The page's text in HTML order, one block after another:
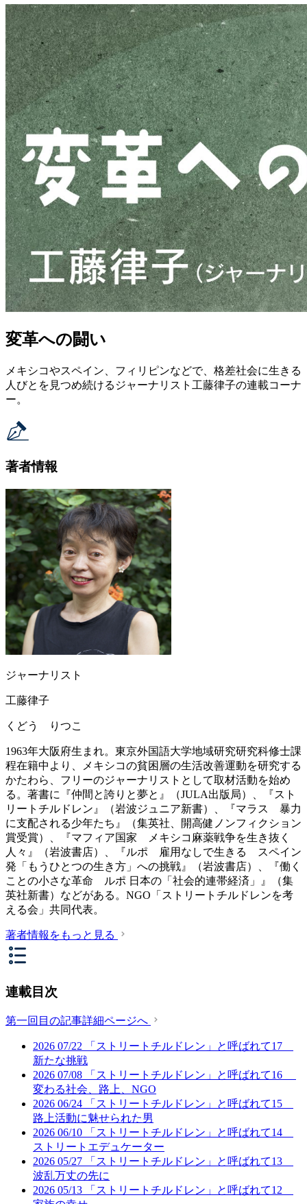
変革への闘い
メキシコやスペイン、フィリピンなどで、格差社会に生きる
人びとを見つめ続けるジャーナリスト工藤律子の連載コーナ
ー。
著者情報
ジャーナリスト
工藤律子
くどう りつこ
1963年大阪府生まれ。東京外国語大学地域研究研究科修士課
程在籍中より、メキシコの貧困層の生活改善運動を研究する
かたわら、フリーのジャーナリストとして取材活動を始め
る。著書に『仲間と誇りと夢と』（JULA出版局）、『スト
リートチルドレン』（岩波ジュニア新書）、『マラス 暴力
に支配される少年たち』（集英社、開高健ノンフィクション
賞受賞）、『マフィア国家 メキシコ麻薬戦争を生き抜く
人々』（岩波書店）、『ルポ 雇用なしで生きる スペイン
発「もうひとつの生き方」への挑戦』（岩波書店）、『働く
ことの小さな革命 ルポ 日本の「社会的連帯経済」』（集
英社新書）などがある。NGO「ストリートチルドレンを考
える会」共同代表。
著者情報をもっと見る
連載目次
第一回目の記事詳細ページへ
2026 07/22
「ストリートチルドレン」と呼ばれて17
新たな挑戦
2026 07/08
「ストリートチルドレン」と呼ばれて16
変わる社会、路上、NGO
2026 06/24
「ストリートチルドレン」と呼ばれて15
路上活動に魅せられた男
2026 06/10
「ストリートチルドレン」と呼ばれて14
ストリートエデュケーター
2026 05/27
「ストリートチルドレン」と呼ばれて13
波乱万丈の先に
2026 05/13
「ストリートチルドレン」と呼ばれて12